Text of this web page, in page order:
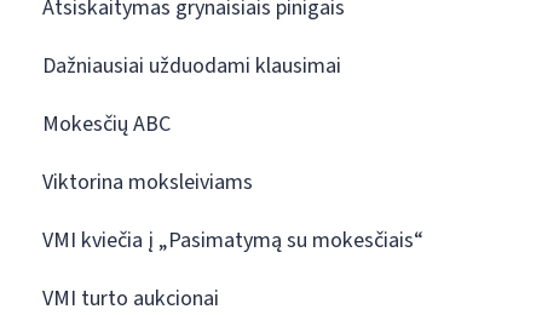
Atsiskaitymas grynaisiais pinigais
Dažniausiai užduodami klausimai
Mokesčių ABC
Viktorina moksleiviams
VMI kviečia į „Pasimatymą su mokesčiais“
VMI turto aukcionai